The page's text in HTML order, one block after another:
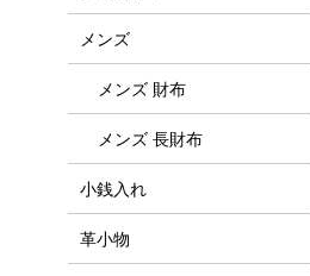
メンズ
メンズ 財布
メンズ 長財布
小銭入れ
革小物